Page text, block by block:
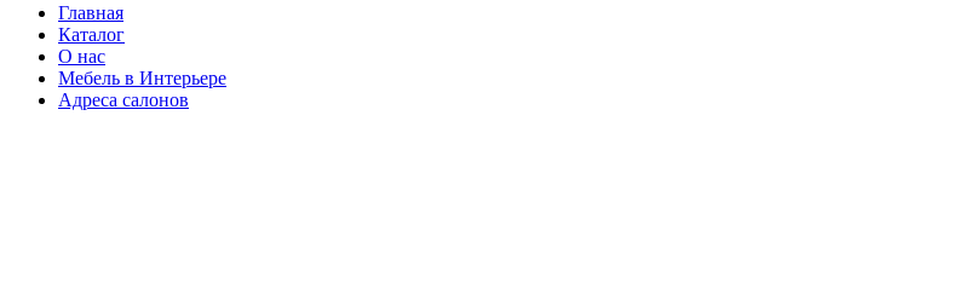
Главная
Каталог
О нас
Мебель в Интерьере
Адреса салонов